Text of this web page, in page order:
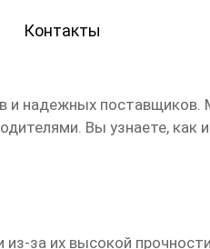
Контакты
и надежных поставщиков.
Вы узнаете, как
за их высокой